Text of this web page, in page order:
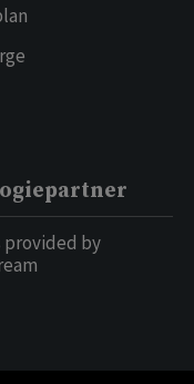
provided by